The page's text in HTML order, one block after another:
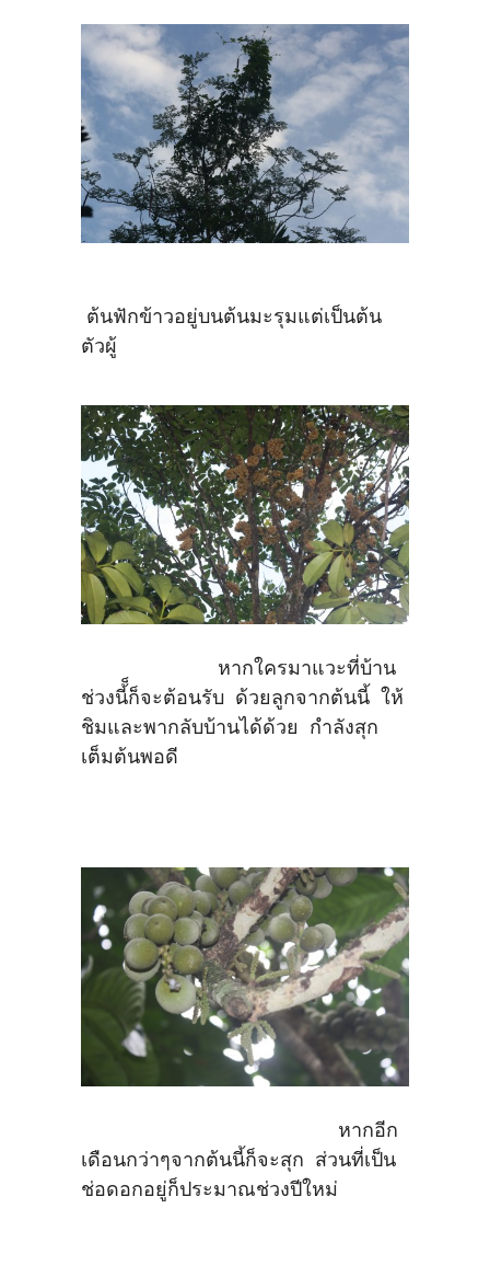
ต้นฟักข้าวอยู่บนต้นมะรุมแต่เป็นต้น
ตัวผู้
หากใครมาแวะที่บ้าน
ช่วงนี้็ก็จะต้อนรับ ด้วยลูกจากต้นนี้ ให้
ชิมและพากลับบ้านได้ด้วย กำลังสุก
เต็มต้นพอดี
หากอีก
เดือนกว่าๆจากต้นนี้ก็จะสุก ส่วนที่เป็น
ช่อดอกอยู่ก็ประมาณช่วงปีใหม่